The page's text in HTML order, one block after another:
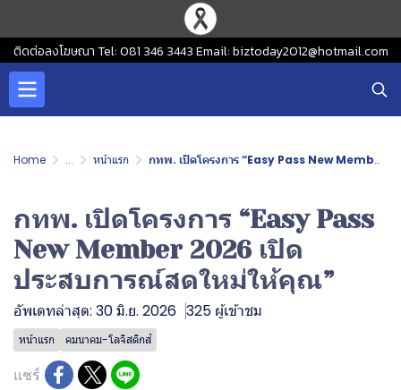
ติดต่อลงโฆษณา Tel: 081 346 3443 Email: biztoday2012@hotmail.com
Home ... หน้าแรก กทพ. เปิดโครงการ “Easy Pass New Member 2026 เปิดประสบการณ์สดใหม่ให้คุณ”
กทพ. เปิดโครงการ “Easy Pass
New Member 2026 เปิด
ประสบการณ์สดใหม่ให้คุณ”
อัพเดทล่าสุด: 30 มิ.ย. 2026 325 ผู้เข้าชม
หน้าแรก คมนาคม-โลจิสติกส์
แชร์